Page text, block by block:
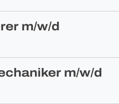
m/w/d
m/w/d